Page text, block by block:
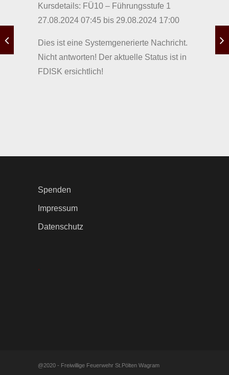
Kursdetails: FÜ10 – Führungsstufe 1
27.08.2024 07:45 bis 29.08.2024 17:00
Dies ist eine Systemgenerierte Nachricht.
Nicht antworten! Der aktuelle Status ist in
FDISK ersichtlich!
Spenden
Impressum
Datenschutz
.
@2020 - Freiwillige Feuerwehr St.Pölten Wagram